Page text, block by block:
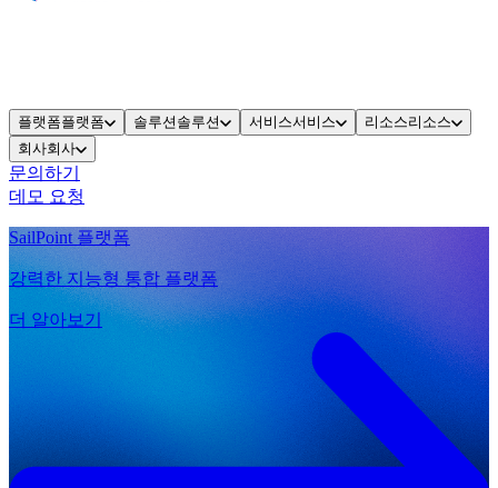
플랫폼플랫폼 솔루션 솔루션 서비스서비스 리소스리소스
회사회사
문의하기
데모 요청
SailPoint 플랫폼
강력한 지능형 통합 플랫폼
더 알아보기